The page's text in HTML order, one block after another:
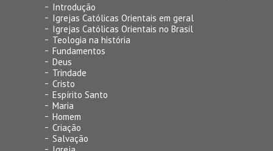
Introdução
Igrejas Católicas Orientais em geral
Igrejas Católicas Orientais no Brasil
Teologia na história
Fundamentos
Deus
Trindade
Cristo
Espírito Santo
Maria
Homem
Criação
Salvação